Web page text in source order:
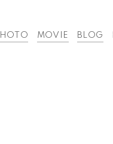
MOVIE BLOG